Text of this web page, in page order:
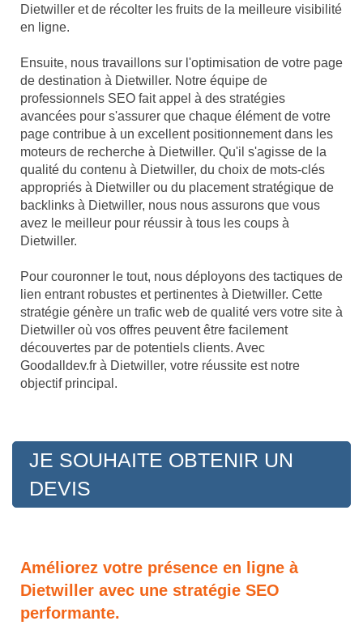
Dietwiller et de récolter les fruits de la meilleure visibilité
en ligne.
Ensuite, nous travaillons sur l'optimisation de votre page
de destination à Dietwiller. Notre équipe de
professionnels SEO fait appel à des stratégies
avancées pour s'assurer que chaque élément de votre
page contribue à un excellent positionnement dans les
moteurs de recherche à Dietwiller. Qu'il s'agisse de la
qualité du contenu à Dietwiller, du choix de mots-clés
appropriés à Dietwiller ou du placement stratégique de
backlinks à Dietwiller, nous nous assurons que vous
avez le meilleur pour réussir à tous les coups à
Dietwiller.
Pour couronner le tout, nous déployons des tactiques de
lien entrant robustes et pertinentes à Dietwiller. Cette
stratégie génère un trafic web de qualité vers votre site à
Dietwiller où vos offres peuvent être facilement
découvertes par de potentiels clients. Avec
Goodalldev.fr à Dietwiller, votre réussite est notre
objectif principal.
JE SOUHAITE OBTENIR UN
DEVIS
Améliorez votre présence en ligne à
Dietwiller avec une stratégie SEO
performante.